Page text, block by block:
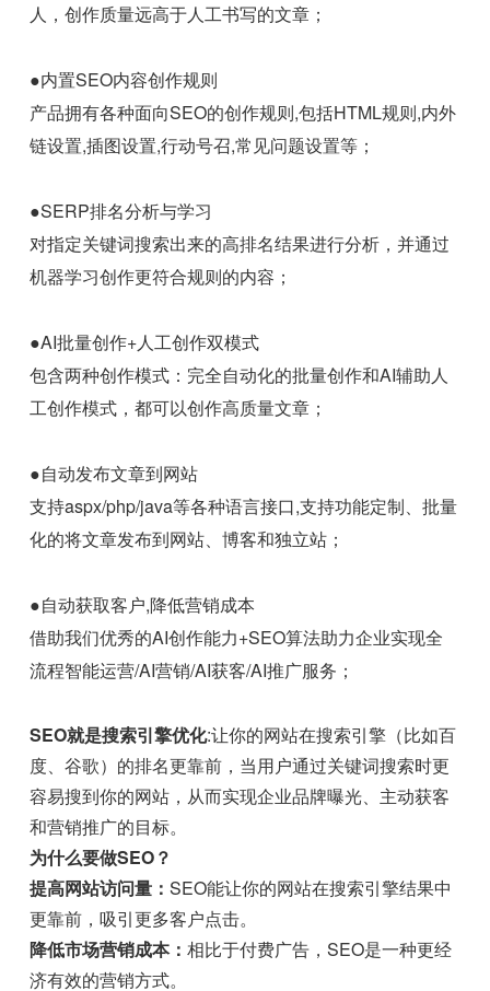
人，创作质量远高于人工书写的文章；
●内置SEO内容创作规则
产品拥有各种面向SEO的创作规则,包括HTML规则,内外
链设置,插图设置,行动号召,常见问题设置等；
●SERP排名分析与学习
对指定关键词搜索出来的高排名结果进行分析，并通过
机器学习创作更符合规则的内容；
●AI批量创作+人工创作双模式
包含两种创作模式：完全自动化的批量创作和AI辅助人
工创作模式，都可以创作高质量文章；
●自动发布文章到网站
支持aspx/php/java等各种语言接口,支持功能定制、批量
化的将文章发布到网站、博客和独立站；
●自动获取客户,降低营销成本
借助我们优秀的AI创作能力+SEO算法助力企业实现全
流程智能运营/AI营销/AI获客/AI推广服务；
SEO就是搜索引擎优化:让你的网站在搜索引擎（比如百
度、谷歌）的排名更靠前，当用户通过关键词搜索时更
容易搜到你的网站，从而实现企业品牌曝光、主动获客
和营销推广的目标。
为什么要做SEO？
提高网站访问量：SEO能让你的网站在搜索引擎结果中
更靠前，吸引更多客户点击。
降低市场营销成本：相比于付费广告，SEO是一种更经
济有效的营销方式。